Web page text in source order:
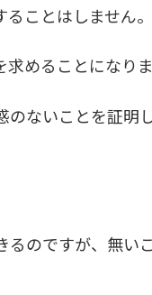
ことはしません。
めることになりま
のないことを証明
るのですが、無い